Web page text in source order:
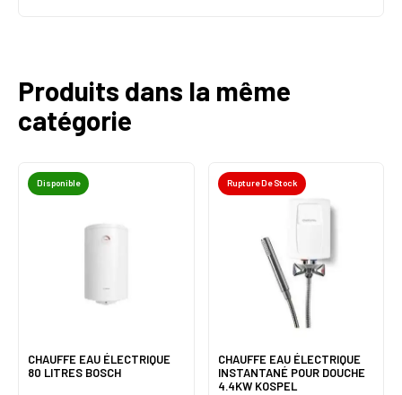
Produits dans la même
catégorie
Disponible
CHAUFFE EAU ÉLECTRIQUE
80 LITRES BOSCH
Rupture De Stock
CHAUFFE EAU ÉLECTRIQUE
INSTANTANÉ POUR DOUCHE
4.4KW KOSPEL